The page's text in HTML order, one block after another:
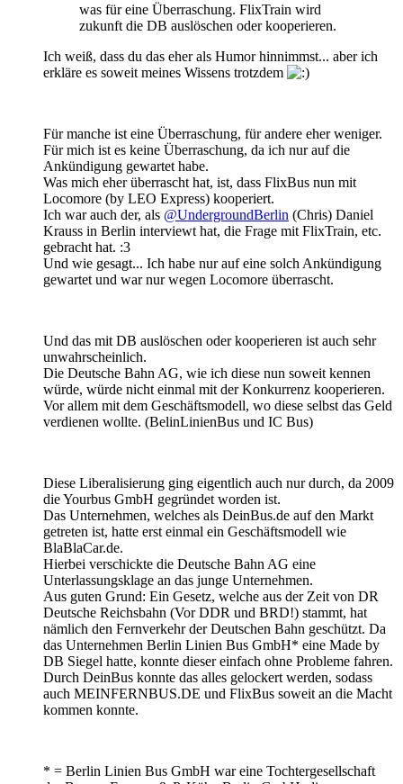
was für eine Überraschung. FlixTrain wird
zukunft die DB auslöschen oder kooperieren.
Ich weiß, dass du das eher als Humor hinnimmst... aber ich
erkläre es soweit meines Wissens trotzdem
Für manche ist eine Überraschung, für andere eher weniger.
Für mich ist es keine Überraschung, da ich nur auf die
Ankündigung gewartet habe.
Was mich eher überrascht hat, ist, dass FlixBus nun mit
Locomore (by LEO Express) kooperiert.
Ich war auch der, als @UndergroundBerlin (Chris) Daniel
Krauss in Berlin interviewt hat, die Frage mit FlixTrain, etc.
gebracht hat. :3
Und wie gesagt... Ich habe nur auf eine solch Ankündigung
gewartet und war nur wegen Locomore überrascht.
Und das mit DB auslöschen oder kooperieren ist auch sehr
unwahrscheinlich.
Die Deutsche Bahn AG, wie ich diese nun soweit kennen
würde, würde nicht einmal mit der Konkurrenz kooperieren.
Vor allem mit dem Geschäftsmodell, wo diese selbst das Geld
verdienen wollte. (BelinLinienBus und IC Bus)
Diese Liberalisierung ging eigentlich auch nur durch, da 2009
die Yourbus GmbH gegründet worden ist.
Das Unternehmen, welches als DeinBus.de auf den Markt
getreten ist, hatte erst einmal ein Geschäftsmodell wie
BlaBlaCar.de.
Hierbei verschickte die Deutsche Bahn AG eine
Unterlassungsklage an das junge Unternehmen.
Aus guten Grund: Ein Gesetz, welche aus der Zeit von DR
Deutsche Reichsbahn (Vor DDR und BRD!) stammt, hat
nämlich den Fernverkehr der Deutschen Bahn geschützt. Da
das Unternehmen Berlin Linien Bus GmbH* eine Made by
DB Siegel hatte, konnte dieser einfach ohne Probleme fahren.
Durch DeinBus konnte das alles gelockert werden, sodass
auch MEINFERNBUS.DE und FlixBus soweit an die Macht
kommen konnte.
* = Berlin Linien Bus GmbH war eine Tochtergesellschaft